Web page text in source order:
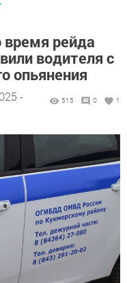
время рейда
водителя с
опьянения
-
515 0 1